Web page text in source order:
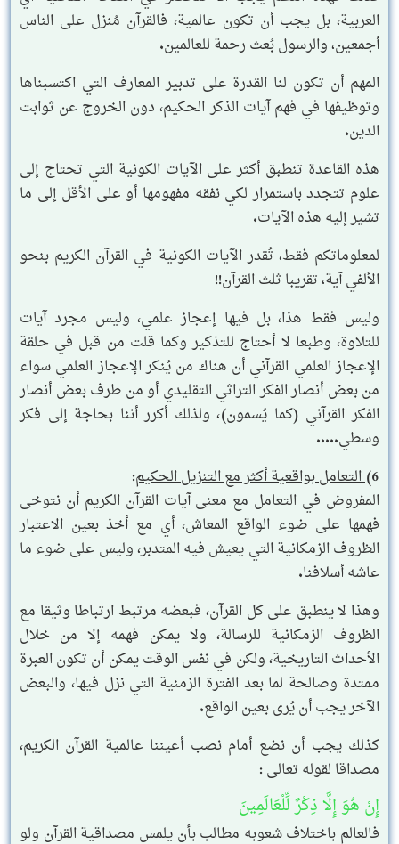
العربية، بل يجب أن تكون عالمية، فالقرآن مُنزل على الناس
أجمعين، والرسول بُعث رحمة للعالمين.
المهم أن تكون لنا القدرة على تدبير المعارف التي اكتسبناها
وتوظيفها في فهم آيات الذكر الحكيم، دون الخروج عن ثوابت
الدين.
هذه القاعدة تنطبق أكثر على الآيات الكونية التي تحتاج إلى
علوم تتجدد باستمرار لكي نفقه مفهومها أو على الأقل إلى ما
تشير إليه هذه الآيات.
لمعلوماتكم فقط، تُقدر الآيات الكونية في القرآن الكريم بنحو
الألفي آية، تقريبا ثلث القرآن!!
وليس فقط هذا، بل فيها إعجاز علمي، وليس مجرد آيات
للتلاوة، وطبعا لا أحتاج للتذكير وكما قلت من قبل في حلقة
الإعجاز العلمي القرآني أن هناك من يُنكر الإعجاز العلمي سواء
من بعض أنصار الفكر التراثي التقليدي أو من طرف بعض أنصار
الفكر القرآني (كما يُسمون)، ولذلك أكرر أننا بحاجة إلى فكر
وسطي.....
6) التعامل بواقعية أكثر مع التنزيل الحكيم:
المفروض في التعامل مع معنى آيات القرآن الكريم أن نتوخى
فهمها على ضوء الواقع المعاش، أي مع أخذ بعين الاعتبار
الظروف الزمكانية التي يعيش فيه المتدبر، وليس على ضوء ما
عاشه أسلافنا.
وهذا لا ينطبق على كل القرآن، فبعضه مرتبط ارتباطا وثيقا مع
الظروف الزمكانية للرسالة، ولا يمكن فهمه إلا من خلال
الأحداث التاريخية، ولكن في نفس الوقت يمكن أن تكون العبرة
ممتدة وصالحة لما بعد الفترة الزمنية التي نزل فيها، والبعض
الآخر يجب أن يُرى بعين الواقع.
كذلك يجب أن نضع أمام نصب أعيننا عالمية القرآن الكريم،
مصداقا لقوله تعالى :
إِنْ هُوَ إِلَّا ذِكْرٌ لِّلْعَالَمِينَ
فالعالم باختلاف شعوبه مطالب بأن يلمس مصداقية القرآن ولو